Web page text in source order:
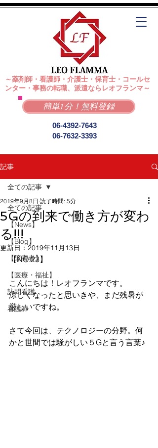
簡単1分！無料登録
06-7632-3393
06-4392-7643
～薬剤師・看護師・介護士・保育士・コールセ
ンター・事務の転職、派遣ならレオフランマ～
記事
全ての記事
【News】
【Blog】
【障害者】
【医療・福祉】
訪問看護
看護師
全ての記事
5Gの到来で働き方が変わ
る!!!
2019年9月8日 読了時間: 5分
更新日：2019年11月13日
【NO.23】
こんにちは！レオフランマです。
涼しくなったと思いきや、まだ残暑が
厳しいですね。
さて今回は、テクノロジーの分野。何
かと世間では騒がしい５Gと言う言葉♪